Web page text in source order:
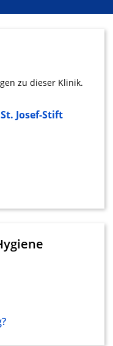
zu dieser Klinik.
Josef-Stift